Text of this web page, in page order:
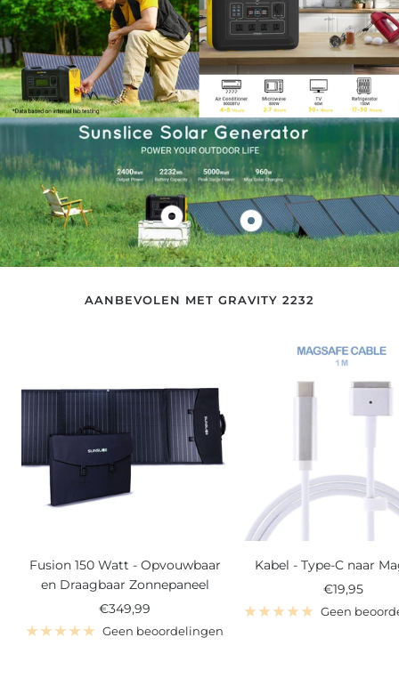
Bekijk
product
150
Opvouwbaar
Draagbaar
Bekijk
product
Gravity
energie
Generator
AANBEVOLEN MET GRAVITY 2232
Fusion 150 Watt - Opvouwbaar
en Draagbaar Zonnepaneel
Verkoopprijs
€349,99
Geen beoordelingen
Kabel - Type-C naar
€19,95
Geen